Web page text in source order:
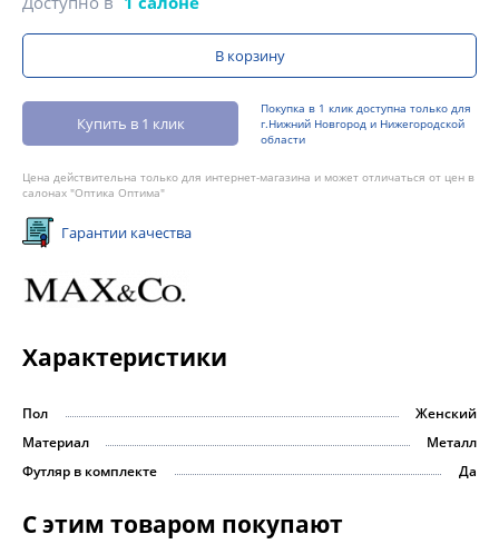
В корзину
Купить в 1 клик
Покупка в 1 клик доступна только для
г.Нижний Новгород и Нижегородской
области
Цена действительна только для интернет-магазина и может отличаться от цен в
салонах "Оптика Оптима"
Гарантии качества
Характеристики
Пол
Женский
Материал
Металл
Футляр в комплекте
Да
С этим товаром покупают